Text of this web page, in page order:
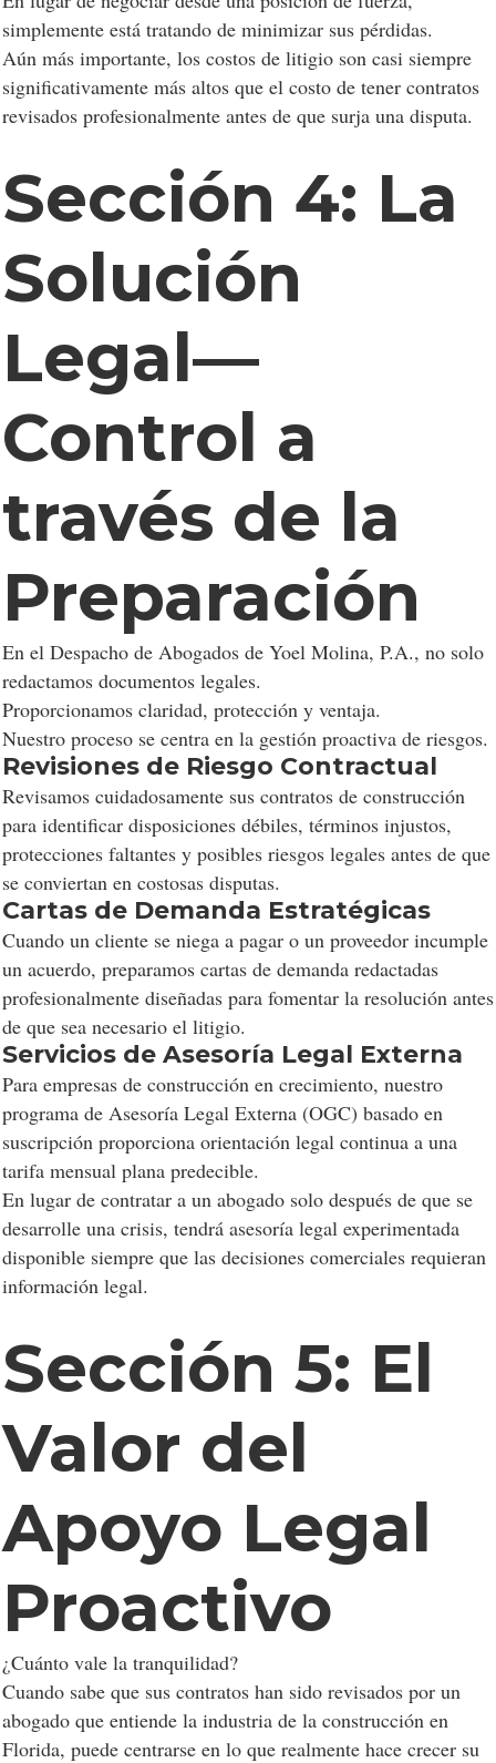
simplemente está tratando de minimizar sus pérdidas.
Aún más importante, los costos de litigio son casi siempre
significativamente más altos que el costo de tener contratos
revisados profesionalmente antes de que surja una disputa.
Sección 4: La
Solución
Legal—
Control a
través de la
Preparación
En el Despacho de Abogados de Yoel Molina, P.A., no solo
redactamos documentos legales.
Proporcionamos claridad, protección y ventaja.
Nuestro proceso se centra en la gestión proactiva de riesgos.
Revisiones de Riesgo Contractual
Revisamos cuidadosamente sus contratos de construcción
para identificar disposiciones débiles, términos injustos,
protecciones faltantes y posibles riesgos legales antes de que
se conviertan en costosas disputas.
Cartas de Demanda Estratégicas
Cuando un cliente se niega a pagar o un proveedor incumple
un acuerdo, preparamos cartas de demanda redactadas
profesionalmente diseñadas para fomentar la resolución antes
de que sea necesario el litigio.
Servicios de Asesoría Legal Externa
Para empresas de construcción en crecimiento, nuestro
programa de Asesoría Legal Externa (OGC) basado en
suscripción proporciona orientación legal continua a una
tarifa mensual plana predecible.
En lugar de contratar a un abogado solo después de que se
desarrolle una crisis, tendrá asesoría legal experimentada
disponible siempre que las decisiones comerciales requieran
información legal.
Sección 5: El
Valor del
Apoyo Legal
Proactivo
¿Cuánto vale la tranquilidad?
Cuando sabe que sus contratos han sido revisados por un
abogado que entiende la industria de la construcción en
Florida, puede centrarse en lo que realmente hace crecer su
sitios web. Las utilizamos para mejorar la
funcionalidad del sitio, personalizar el contenido y
analizar el tráfico del sitio.